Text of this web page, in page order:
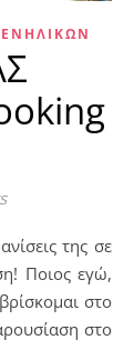
ΕΝΗΛΊΚΩΝ
Ποιος εγώ,
στο
στο